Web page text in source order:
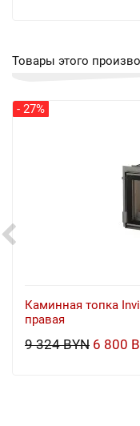
Товары этого
- 27%
Каминная топка
правая
9 324 BYN 6 800